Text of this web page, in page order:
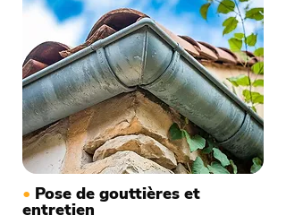
• Pose de gouttières et
entretien